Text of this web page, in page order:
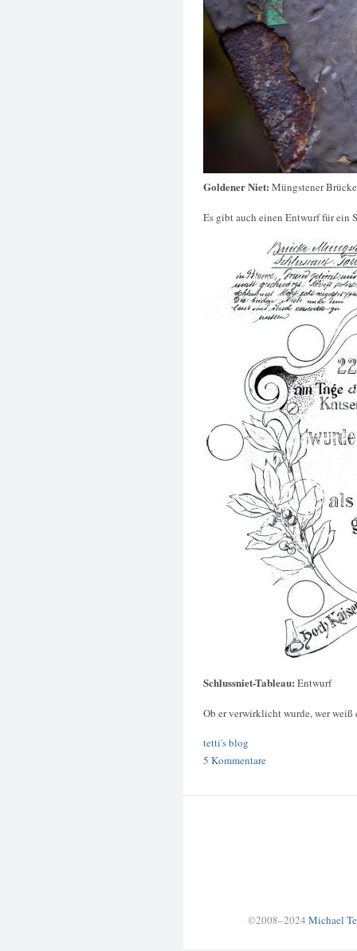
Goldener Niet: Müngstener Brücke
Es gibt auch einen Entwurf für ein
Schlussniet-Tableau: Entwurf
Ob er verwirklicht wurde, wer weiß
tetti's blog
5 Kommentare
©2008–2024 Michael